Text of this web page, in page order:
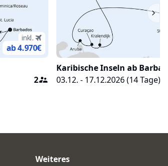
inkl.
ab 4.970€
2
Karibische Inseln ab
03.12. - 17.12.2026(14Tage)
Weiteres